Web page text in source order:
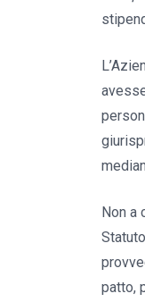
Non a
patto,